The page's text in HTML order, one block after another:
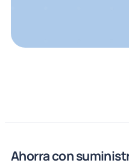
Ahorra con